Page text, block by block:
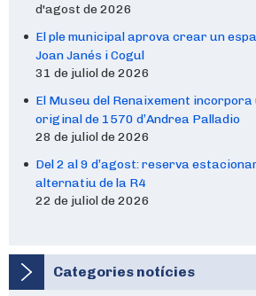
d'agost de 2026
El ple municipal aprova crear un
Joan Janés i Cogul
31 de juliol de 2026
El Museu del Renaixement
original de 1570 d’Andrea Palladio
28 de juliol de 2026
Del 2 al 9 d’agost: reserva
alternatiu de la R4
22 de juliol de 2026
Categories notícies